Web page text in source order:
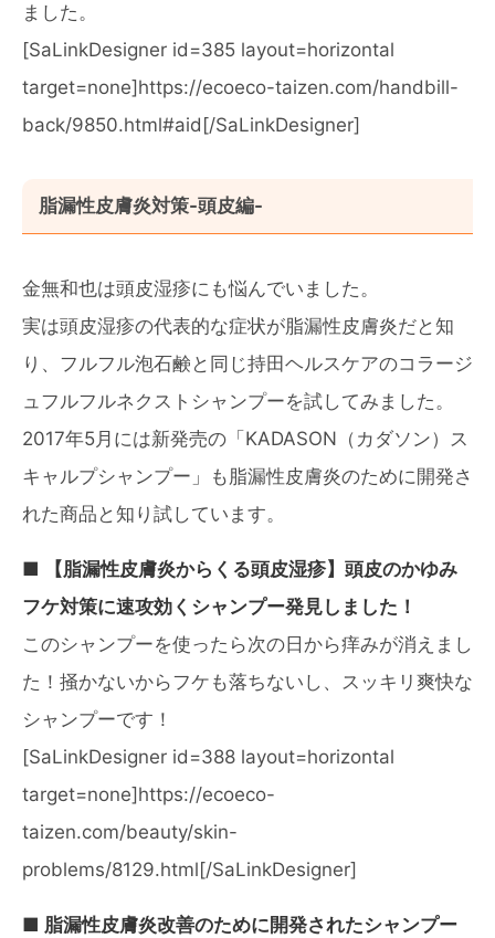
ました。
[SaLinkDesigner id=385 layout=horizontal
target=none]https://ecoeco-taizen.com/handbill-
back/9850.html#aid[/SaLinkDesigner]
脂漏性皮膚炎対策-頭皮編-
金無和也は頭皮湿疹にも悩んでいました。
実は頭皮湿疹の代表的な症状が脂漏性皮膚炎だと知
り、フルフル泡石鹸と同じ持田ヘルスケアのコラージ
ュフルフルネクストシャンプーを試してみました。
2017年5月には新発売の「KADASON（カダソン）ス
キャルプシャンプー」も脂漏性皮膚炎のために開発さ
れた商品と知り試しています。
■ 【脂漏性皮膚炎からくる頭皮湿疹】頭皮のかゆみ
フケ対策に速攻効くシャンプー発見しました！
このシャンプーを使ったら次の日から痒みが消えまし
た！掻かないからフケも落ちないし、スッキリ爽快な
シャンプーです！
[SaLinkDesigner id=388 layout=horizontal
target=none]https://ecoeco-
taizen.com/beauty/skin-
problems/8129.html[/SaLinkDesigner]
■ 脂漏性皮膚炎改善のために開発されたシャンプー